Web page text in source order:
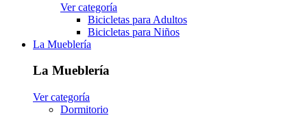
Ver categoría
Bicicletas para Adultos
Bicicletas para Niños
La Mueblería
La Mueblería
Ver categoría
Dormitorio